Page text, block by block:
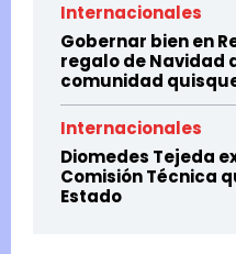
Internacionales
Gobernar bien en
regalo de Navidad
comunidad
Internacionales
Diomedes Tejeda
Comisión Técnica
Estado